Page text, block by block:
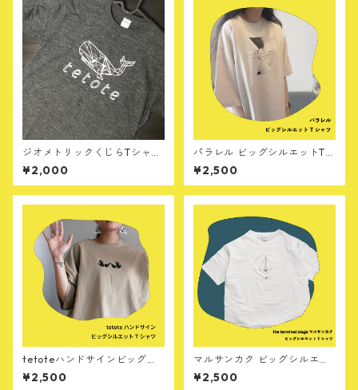
ジオメトリックくじらTシャツ
（ヘザーブラック）
¥2,000
パラレル ビッグシルエットTシ
ャツ
¥2,500
tetoteハンドサインビッグシ
ルエットTシャツ
¥2,500
マルサンカク ビッグシルエッ
トTシャツ / the terminal sta
ge
¥2,500